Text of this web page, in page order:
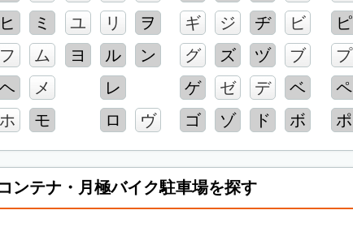
ヒ
フ
ヘ
ホ
ミ
ム
メ
モ
ユ
ヨ
リ
ル
レ
ロ
ヲ
ン
ヴ
ギ
グ
ゲ
ゴ
ジ
ズ
ゼ
ゾ
ヂ
ヅ
デ
ド
ビ
ブ
ベ
ボ
ピ
プ
ペ
ポ
ンテナ・月極バイク駐車場を探す